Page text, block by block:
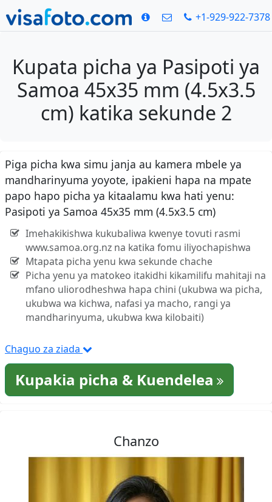
+1-929-922-7378
Kupata picha ya Pasipoti ya
Samoa 45x35 mm (4.5x3.5
cm) katika sekunde 2
Piga picha kwa simu janja au kamera mbele ya
mandharinyuma yoyote, ipakieni hapa na mpate
papo hapo picha ya kitaalamu kwa hati yenu:
Pasipoti ya Samoa 45x35 mm (4.5x3.5 cm)
Imehakikishwa kukubaliwa kwenye tovuti rasmi
www.samoa.org.nz na katika fomu iliyochapishwa
Mtapata picha yenu kwa sekunde chache
Picha yenu ya matokeo itakidhi kikamilifu mahitaji na
mfano uliorodheshwa hapa chini (ukubwa wa picha,
ukubwa wa kichwa, nafasi ya macho, rangi ya
mandharinyuma, ukubwa kwa kilobaiti)
Chaguo za ziada
Kupakia picha & Kuendelea
Chanzo